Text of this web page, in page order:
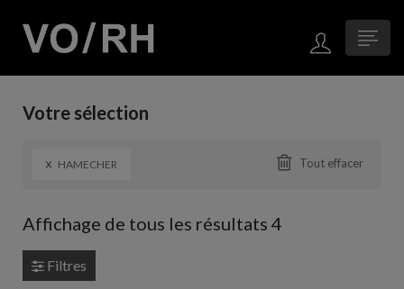
Votre sélection
x HAMECHER Tout effacer
Affichage de tous les résultats 4
Filtres